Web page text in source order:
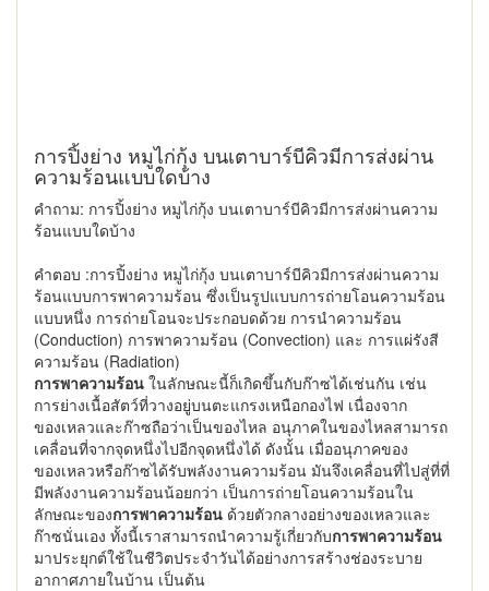
การปิ้งย่าง หมูไก่กุ้ง บนเตาบาร์บีคิวมีการส่งผ่าน
ความร้อนแบบใดบ้าง
คำถาม: การปิ้งย่าง หมูไก่กุ้ง บนเตาบาร์บีคิวมีการส่งผ่านความ
ร้อนแบบใดบ้าง
คำตอบ :การปิ้งย่าง หมูไก่กุ้ง บนเตาบาร์บีคิวมีการส่งผ่านความ
ร้อนแบบการพาความร้อน ซึ่งเป็นรูปแบบการถ่ายโอนความร้อน
แบบหนึ่ง การถ่ายโอนจะประกอบดด้วย การนำความร้อน
(Conduction) การพาความร้อน (Convection) และ การแผ่รังสี
ความร้อน (Radiation)
การพาความร้อน ในลักษณะนี้ก็เกิดขึ้นกับก๊าซได้เช่นกัน เช่น
การย่างเนื้อสัตว์ที่วางอยู่บนตะแกรงเหนือกองไฟ เนื่องจาก
ของเหลวและก๊าซถือว่าเป็นของไหล อนุภาคในของไหลสามารถ
เคลื่อนที่จากจุดหนึ่งไปอีกจุดหนึ่งได้ ดังนั้น เมื่ออนุภาคของ
ของเหลวหรือก๊าซได้รับพลังงานความร้อน มันจึงเคลื่อนที่ไปสู่ที่ที่
มีพลังงานความร้อนน้อยกว่า เป็นการถ่ายโอนความร้อนใน
ลักษณะของการพาความร้อน ด้วยตัวกลางอย่างของเหลวและ
ก๊าซนั่นเอง ทั้งนี้เราสามารถนำความรู้เกี่ยวกับการพาความร้อน
มาประยุกต์ใช้ในชีวิตประจำวันได้อย่างการสร้างช่องระบาย
อากาศภายในบ้าน เป็นต้น